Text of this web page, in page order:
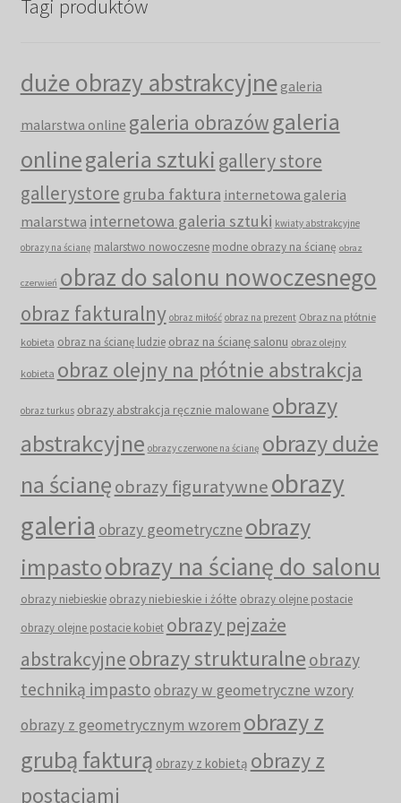
Tagi produktów
duże obrazy abstrakcyjne galeria
malarstwa online galeria obrazów galeria
onlinegaleria sztuki gallery store
gallerystore gruba faktura internetowa galeria
malarstwa internetowa galeria sztuki kwiaty abstrakcyjne
obrazy na ścianę malarstwo nowoczesne modne obrazy na ścianę obraz
czerwień obraz do salonu nowoczesnego
obraz fakturalny obraz miłość obraz na prezent Obraz na płótnie
kobieta obraz na ścianę ludzie obraz na ścianę salonu obraz olejny
kobieta obraz olejny na płótnie abstrakcja
obraz turkus obrazy abstrakcja ręcznie malowane obrazy
abstrakcyjne obrazy czerwone na ścianę obrazy duże
na ścianęobrazy figuratywneobrazy
galeria obrazy geometryczneobrazy
impastoobrazy na ścianę do salonu
obrazy niebieskie obrazy niebieskie i żółte obrazy olejne postacie
obrazy olejne postacie kobiet obrazy pejzaże
abstrakcyjneobrazy strukturalne obrazy
techniką impastoobrazy w geometryczne wzory
obrazy z geometrycznym wzorem obrazy z
grubą fakturą obrazy z kobietą obrazy z
postaciami